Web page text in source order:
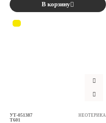
В корзину
УТ-051387
T601
НЕОТЕРИКА